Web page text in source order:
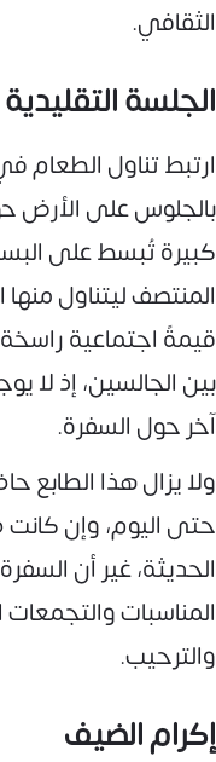
الثقافي.
الجلسة التقليدية
ارتبط تناول الطعام
بالجلوس على
كبيرة تُبسط على
المنتصف ليتناول
قيمةً اجتماعية
بين الجالسين، إذ
آخر حول السفرة.
ولا يزال هذا الطابع
حتى اليوم، وإن كانت
الحديثة، غير أن
المناسبات والتجمعات
والترحيب.
إكرام الضيف